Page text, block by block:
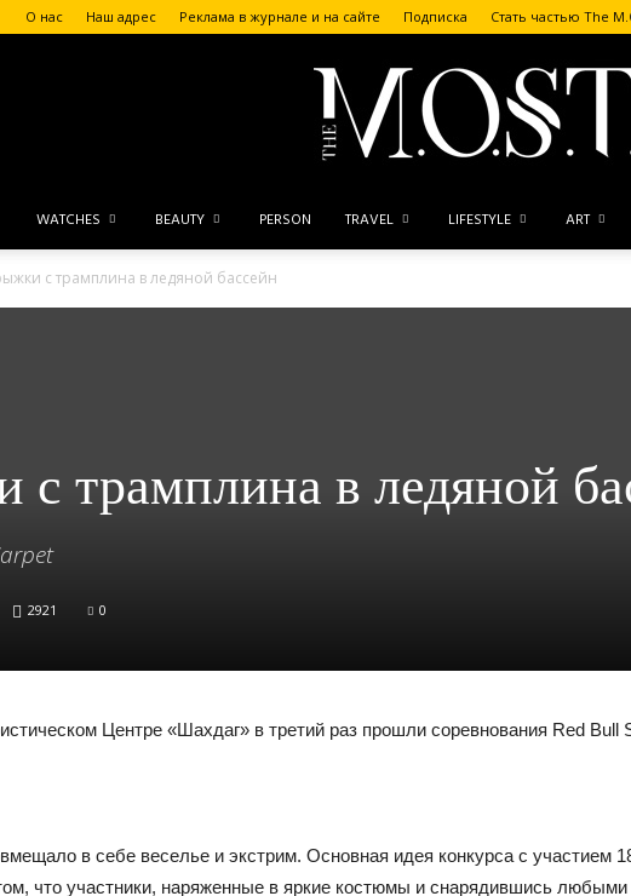
О нас Наш адрес Реклама в журнале и на сайте Подписка Стать частью The
The
WATCHES BEAUTY PERSON TRAVEL LIFESTYLE ART
с трамплина в ледяной бассейн
трамплина в ледяной
2921 0
Центре «Шахдаг» в третий раз прошли соревнования Red Bull
в себе веселье и экстрим. Основная идея конкурса с участием
что участники, наряженные в яркие костюмы и снарядившись любыми